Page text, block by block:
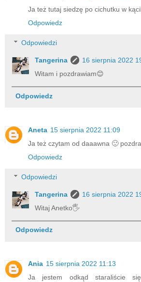
Ja też tutaj siedzę po cichutku w
Odpowiedz
Odpowiedzi
Tangerina
16 sierpnia 2022
Witam i pozdrawiam😊
Odpowiedz
Aneta 15 sierpnia 2022 11:09
Ja też czytam od daaawna 🙂
Odpowiedz
Odpowiedzi
Tangerina
16 sierpnia 2022
Witaj Anetko🖐
Odpowiedz
Ania 15 sierpnia 2022 11:13
Ja jestem odkąd staraliście